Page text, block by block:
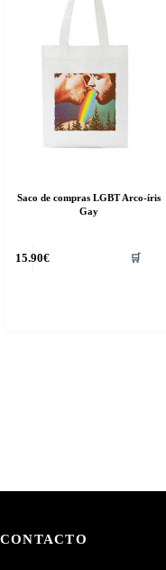
Saco de compras LGBT Arco-íris
Gay
15.90€ 🛒
CONTACTO